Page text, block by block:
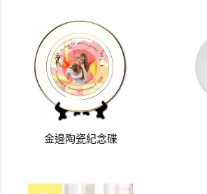
金邊陶瓷紀念碟